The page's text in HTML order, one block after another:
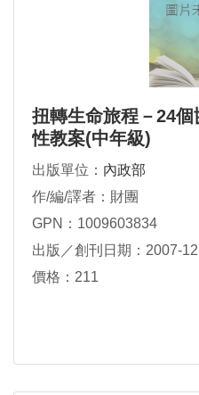
扭轉生命旅程－24
性教案(中年級)
出版單位： 內政部
作/編/譯者：財團
GPN：1009603834
出版／創刊日期：2007-12
價格：211